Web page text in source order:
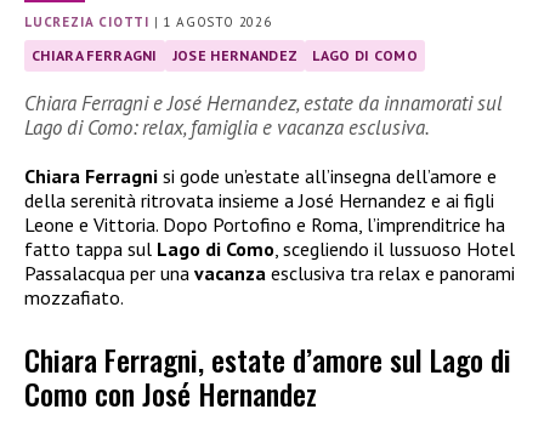
LUCREZIA CIOTTI | 1 AGOSTO 2026
CHIARA FERRAGNI JOSE HERNANDEZ LAGO DI COMO
Chiara Ferragni e José Hernandez, estate da innamorati sul
Lago di Como: relax, famiglia e vacanza esclusiva.
Chiara Ferragni si gode un’estate all’insegna dell’amore e
della serenità ritrovata insieme a José Hernandez e ai figli
Leone e Vittoria. Dopo Portofino e Roma, l’imprenditrice ha
fatto tappa sul Lago di Como, scegliendo il lussuoso Hotel
Passalacqua per una vacanza esclusiva tra relax e panorami
mozzafiato.
Chiara Ferragni, estate d’amore sul Lago di
Como con José Hernandez